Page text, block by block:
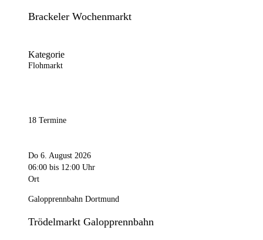
Brackeler Wochenmarkt
Kategorie
Flohmarkt
18 Termine
Do 6. August 2026
06:00 bis 12:00 Uhr
Ort
Galopprennbahn Dortmund
Trödelmarkt Galopprennbahn